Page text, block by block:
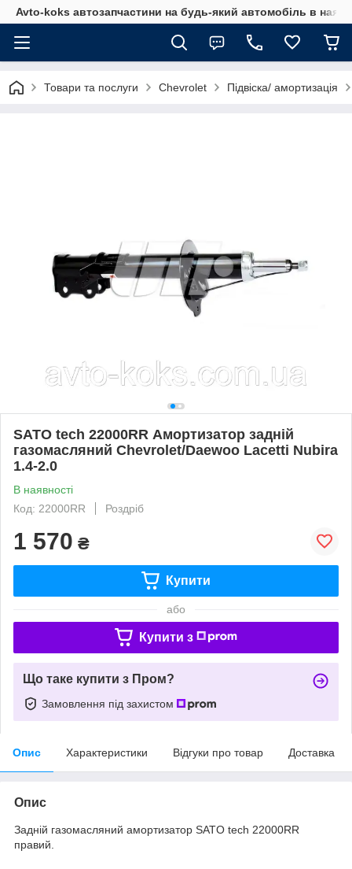
Avto-koks автозапчастини на будь-який автомобіль в
Товари та послуги Chevrolet Підвіска/ амортизація
SATO tech 22000RR Амортизатор задній
газомасляний Chevrolet/Daewoo Lacetti Nubira
1.4-2.0
В наявності
Код: 22000RR
Роздріб
1 570 ₴
Купити
або
Купити з
Що таке купити з Пром?
Замовлення під захистом
Опис Характеристики Відгуки про товар Доставка
Опис
Задній газомасляний амортизатор SATO tech 22000RR
правий.